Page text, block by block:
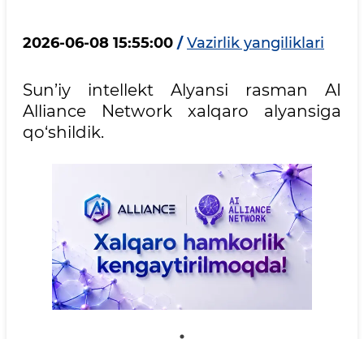
2026-06-08 15:55:00 / Vazirlik yangiliklari
Sun’iy intellekt Alyansi rasman AI
Alliance Network xalqaro alyansiga
qo‘shildik.